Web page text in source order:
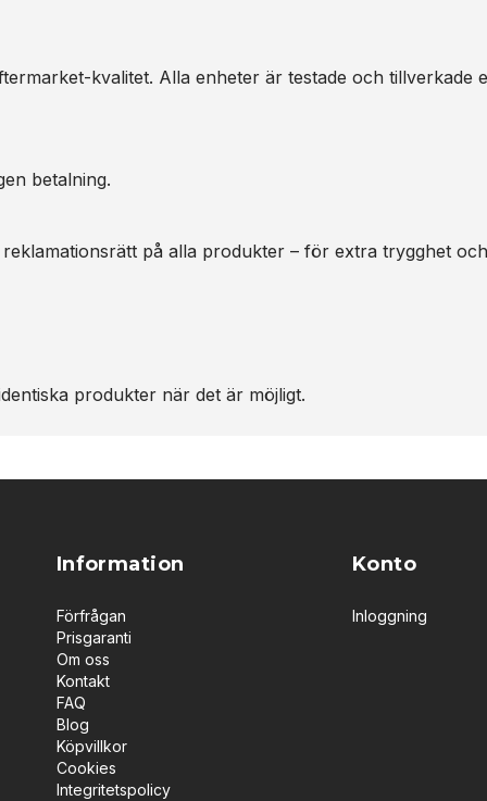
kvalitet. Alla enheter är testade och tillverkade
betalning.
på alla produkter – för extra trygghet
produkter när det är möjligt.
Information
Förfrågan
Prisgaranti
Om oss
Kontakt
FAQ
Blog
Köpvillkor
Cookies
Integritetspolicy
Konto
Inloggning